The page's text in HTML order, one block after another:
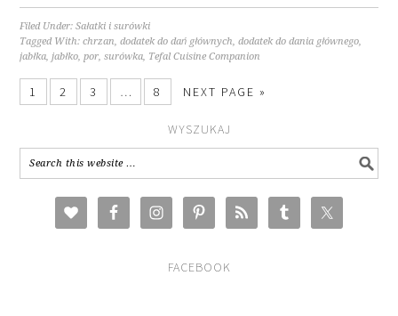
Filed Under:Sałatki i surówki
Tagged With:chrzan,dodatek do dań głównych,dodatek do dania głównego,
jabłka,jabłko,por,surówka, Tefal Cuisine Companion
1 2 3 … 8 NEXT PAGE »
WYSZUKAJ
FACEBOOK